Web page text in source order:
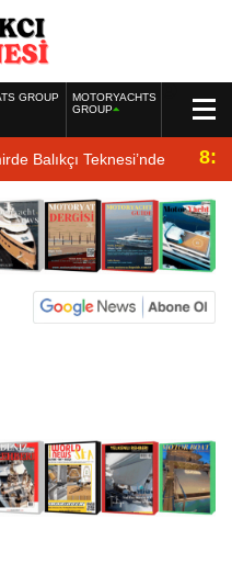
GROUP
MOTORYACHTS
GROUP
Balıkçı Teknesi’nde